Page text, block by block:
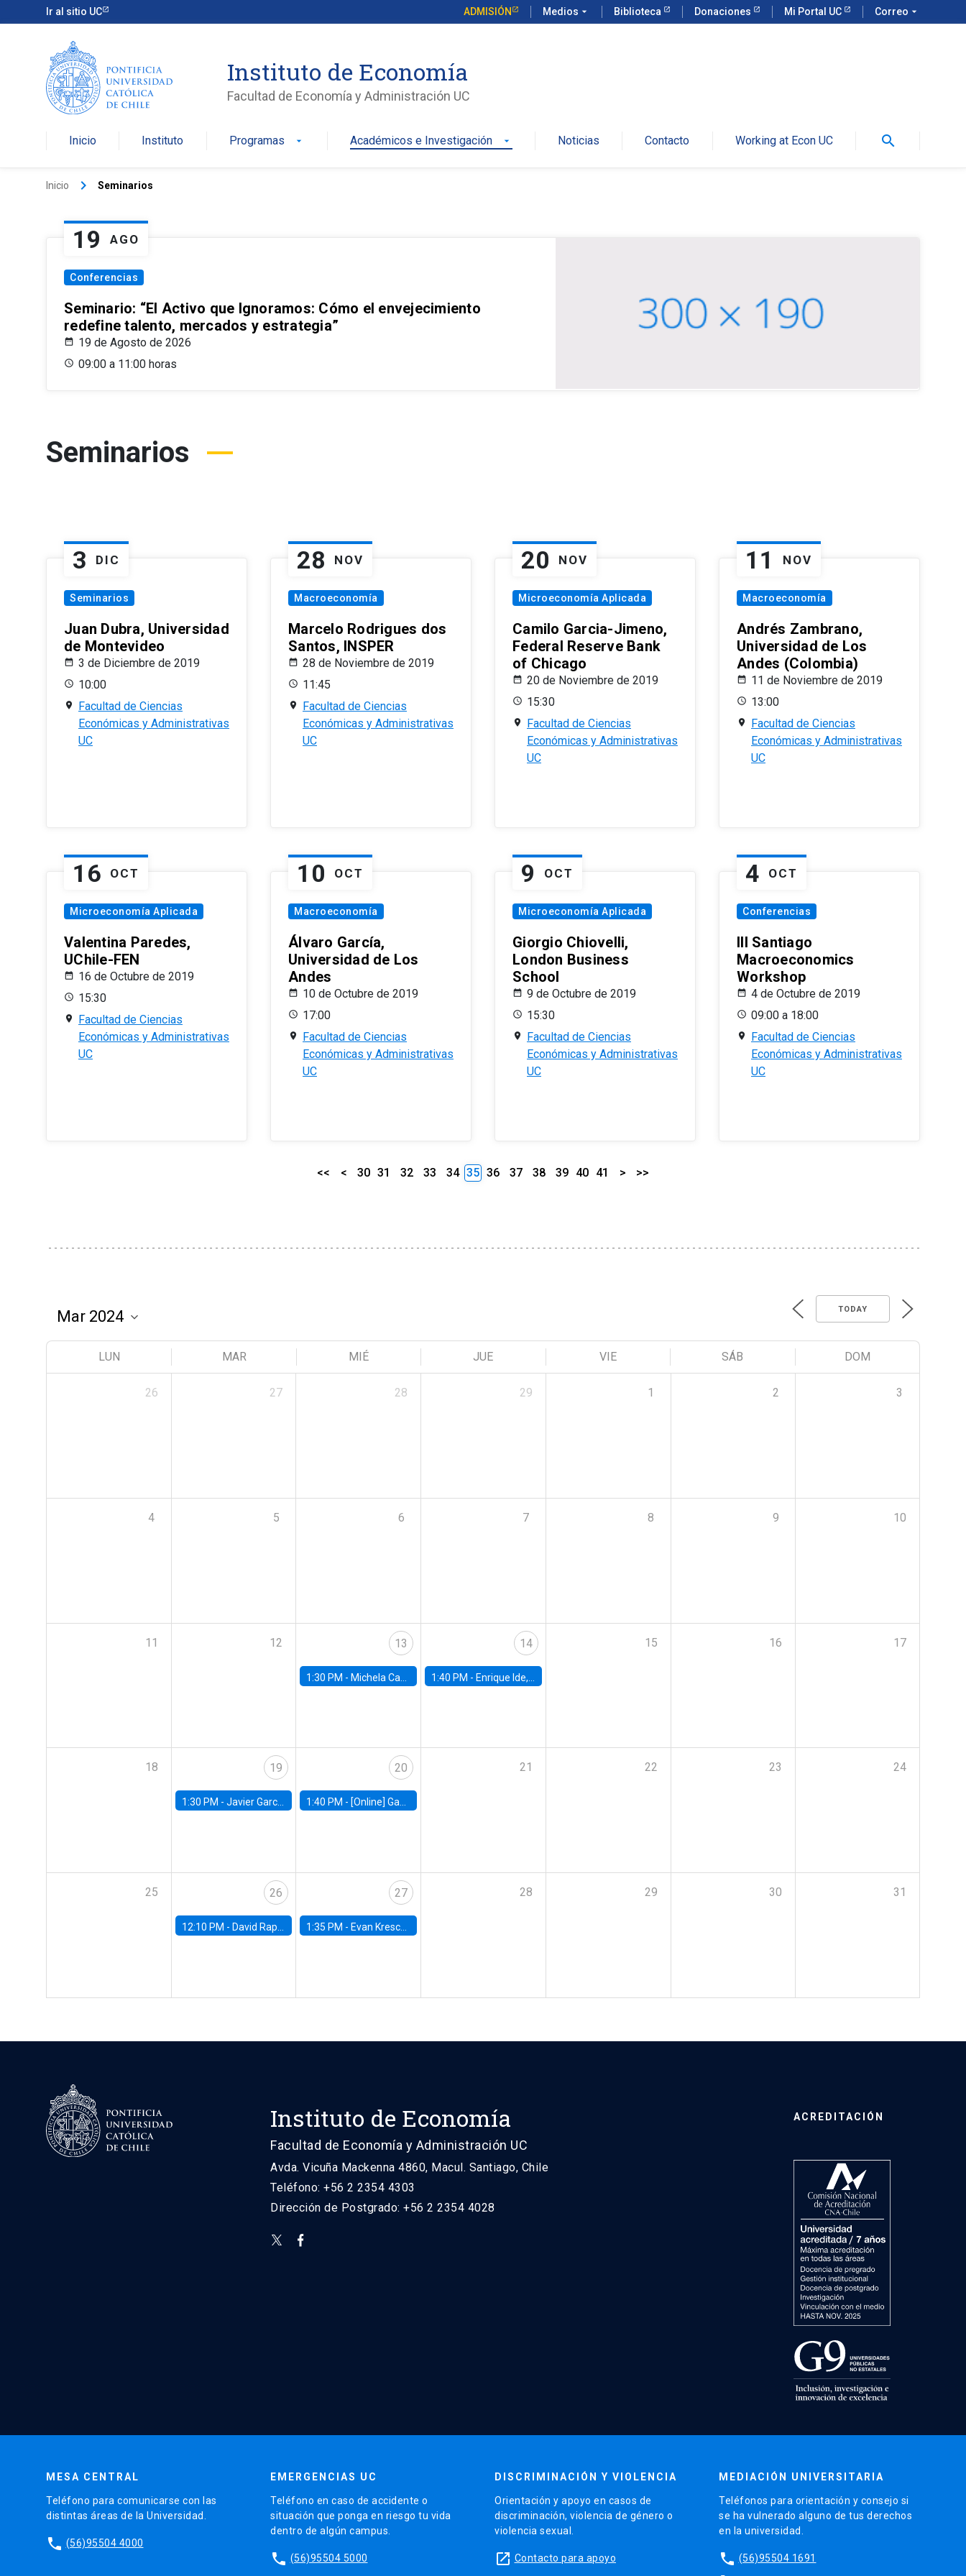
Ir al sitio UC ADMISIÓN Medios arrow_drop_down Biblioteca Donaciones Mi Portal UC Correo arrow_drop_down
Instituto de Economía
Facultad de Economía y Administración UC
Inicio Instituto Programas arrow_drop_down Académicos e Investigación arrow_drop_down Noticias Contacto Working at Econ UC search
Inicio keyboard_arrow_right Seminarios
19 AGO
Conferencias
Seminario: “El Activo que Ignoramos: Cómo el envejecimiento
redefine talento, mercados y estrategia”
19 de Agosto de 2026
09:00 a 11:00 horas
Seminarios
3 DIC
Seminarios
Juan Dubra, Universidad
de Montevideo
3 de Diciembre de 2019
10:00
Facultad de Ciencias
Económicas y Administrativas
UC
28 NOV
Macroeconomía
Marcelo Rodrigues dos
Santos, INSPER
28 de Noviembre de 2019
11:45
Facultad de Ciencias
Económicas y Administrativas
UC
20 NOV
Microeconomía Aplicada
Camilo Garcia-Jimeno,
Federal Reserve Bank
of Chicago
20 de Noviembre de 2019
15:30
Facultad de Ciencias
Económicas y Administrativas
UC
11 NOV
Macroeconomía
Andrés Zambrano,
Universidad de Los
Andes (Colombia)
11 de Noviembre de 2019
13:00
Facultad de Ciencias
Económicas y Administrativas
UC
16 OCT
Microeconomía Aplicada
Valentina Paredes,
UChile-FEN
16 de Octubre de 2019
15:30
Facultad de Ciencias
Económicas y Administrativas
UC
10 OCT
Macroeconomía
Álvaro García,
Universidad de Los
Andes
10 de Octubre de 2019
17:00
Facultad de Ciencias
Económicas y Administrativas
UC
9 OCT
Microeconomía Aplicada
Giorgio Chiovelli,
London Business
School
9 de Octubre de 2019
15:30
Facultad de Ciencias
Económicas y Administrativas
UC
4 OCT
Conferencias
III Santiago
Macroeconomics
Workshop
4 de Octubre de 2019
09:00 a 18:00
Facultad de Ciencias
Económicas y Administrativas
UC
<< < 30 31 32 33 34 35 36 37 38 39 40 41 > >>
TODAY
LUN MAR MIÉ JUE VIE SÁB DOM
26 27 28 29 1 2 3
4 5 6 7 8 9 10
11 12 13
1:30 PM - Michela Carlana, Harvard Kennedy School
14
1:40 PM - Enrique Ide, IESE
15 16 17
18 19
1:30 PM - Javier Garcia Cicco, Universidad de San Andres
20
1:40 PM - [Online] Gabriel Englander, World Bank
21 22 23 24
25 26
12:10 PM - David Rappoport, FED Board
27
1:35 PM - Evan Kresch, Oberlin College
28 29 30 31
Instituto de Economía
Facultad de Economía y Administración UC
Avda. Vicuña Mackenna 4860, Macul. Santiago, Chile
Teléfono: +56 2 2354 4303
Dirección de Postgrado: +56 2 2354 4028
ACREDITACIÓN
MESA CENTRAL
Teléfono para comunicarse con las
distintas áreas de la Universidad.
phone (56)95504 4000
EMERGENCIAS UC
Teléfono en caso de accidente o
situación que ponga en riesgo tu vida
dentro de algún campus.
phone (56)95504 5000
DISCRIMINACIÓN Y VIOLENCIA
Orientación y apoyo en casos de
discriminación, violencia de género o
violencia sexual.
launch Contacto para apoyo
MEDIACIÓN UNIVERSITARIA
Teléfonos para orientación y consejo si
se ha vulnerado alguno de tus derechos
en la universidad.
phone (56)95504 1691